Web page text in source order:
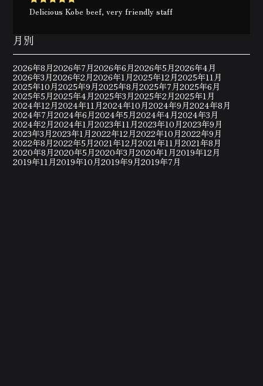
Delicious Kobe beef, very friendly staff
月別
2026年8月2026年7月2026年6月2026年5月2026年4月
2026年3月2026年2月2026年1月2025年12月2025年11月
2025年10月2025年9月2025年8月2025年7月2025年6月
2025年5月2025年4月2025年3月2025年2月2025年1月
2024年12月2024年11月2024年10月2024年9月2024年8月
2024年7月2024年6月2024年5月2024年4月2024年3月
2024年2月2024年1月2023年11月2023年10月2023年9月
2023年3月2023年1月2022年12月2022年10月2022年9月
2022年8月2022年5月2021年12月2021年11月2021年8月
2020年8月2020年5月2020年3月2020年1月2019年12月
2019年11月2019年10月2019年9月2019年7月